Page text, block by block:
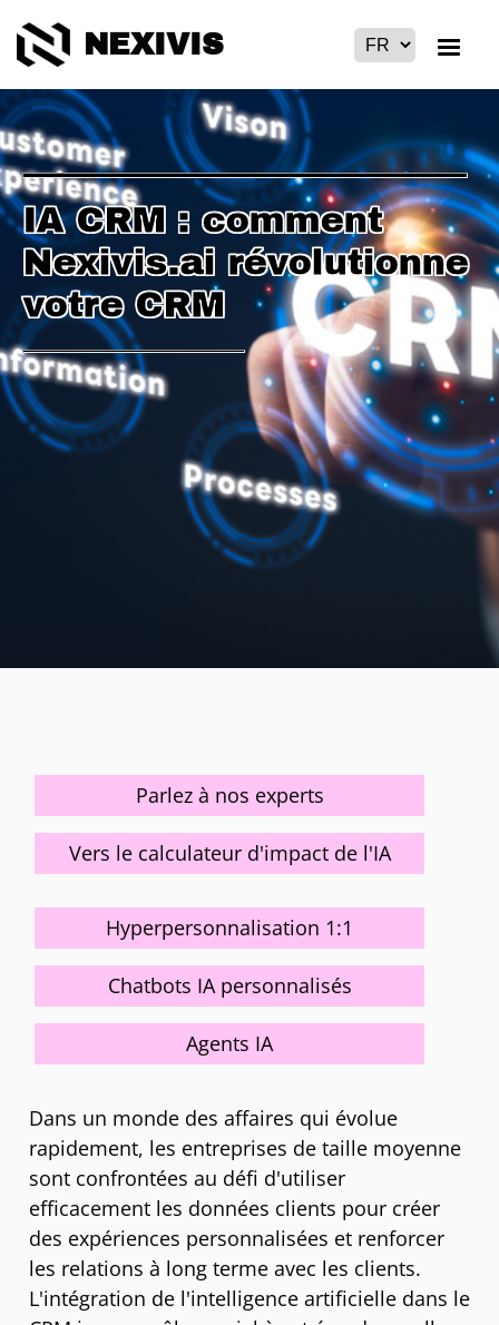
NEXIVIS
IA CRM : comment
Nexivis.ai révolutionne
votre CRM
Parlez à nos experts
Vers le calculateur d'impact de l'IA
Hyperpersonnalisation 1:1
Chatbots IA personnalisés
Agents IA
Dans un monde des affaires qui évolue
rapidement, les entreprises de taille moyenne
sont confrontées au défi d'utiliser
efficacement les données clients pour créer
des expériences personnalisées et renforcer
les relations à long terme avec les clients.
L'intégration de l'intelligence artificielle dans le